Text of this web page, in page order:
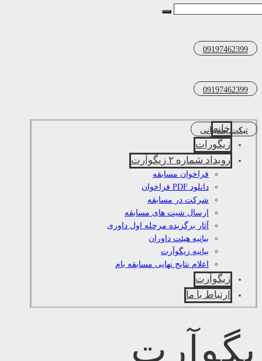
09197462399
09197462399
تیکت پشتیبانی
خانه
زیگورات
رویداد شماره ۲ زیگوآرت
فراخوان مسابقه
دانلود PDF فراخوان
شرکت در مسابقه
ارسال شیت های مسابقه
آثار برگزیده مرحله اول داوری
بیانیه هیئت داوران
بیانیه زیگوآرت
اعلام نتایج نهایی مسابقه بام
زیگوآرت
ارتباط با ما